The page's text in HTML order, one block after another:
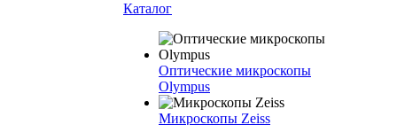
Каталог
Оптические микроскопы
Olympus
Микроскопы Zeiss